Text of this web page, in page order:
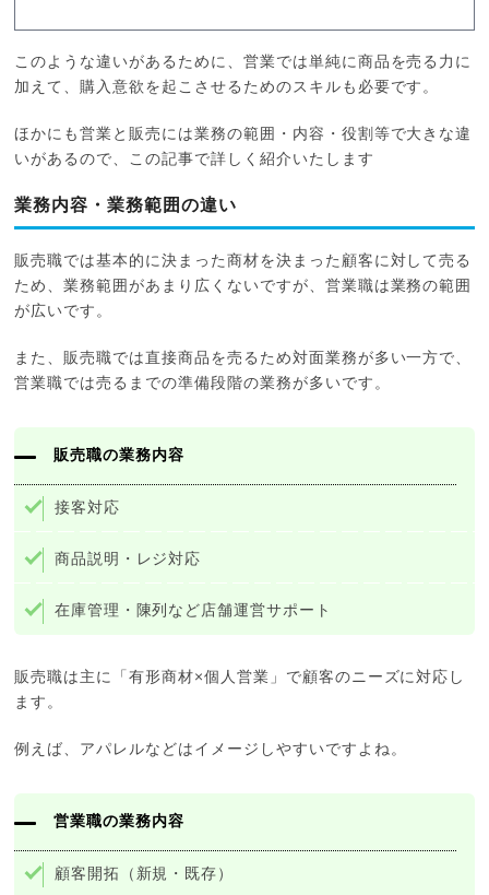
このような違いがあるために、営業では単純に商品を売る力に
加えて、購入意欲を起こさせるためのスキルも必要です。
ほかにも営業と販売には業務の範囲・内容・役割等で大きな違
いがあるので、この記事で詳しく紹介いたします
業務内容・業務範囲の違い
販売職では基本的に決まった商材を決まった顧客に対して売る
ため、業務範囲があまり広くないですが、営業職は業務の範囲
が広いです。
また、販売職では直接商品を売るため対面業務が多い一方で、
営業職では売るまでの準備段階の業務が多いです。
販売職の業務内容
接客対応
商品説明・レジ対応
在庫管理・陳列など店舗運営サポート
販売職は主に「有形商材×個人営業」で顧客のニーズに対応し
ます。
例えば、アパレルなどはイメージしやすいですよね。
営業職の業務内容
顧客開拓（新規・既存）